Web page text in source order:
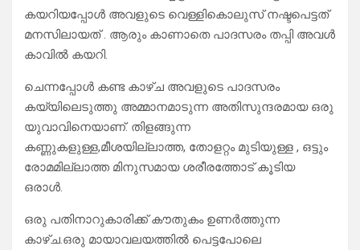
കയറിയപ്പോൾ അവളുടെ വെള്ളികൊലുസ് നഷ്ടപെട്ടത്
മനസിലായത് . ആരും കാണാതെ പാദസരം തപ്പി അവൾ
കാവിൽ കയറി.
ചെന്നപ്പോൾ കണ്ട കാഴ്ച അവളുടെ പാദസരം
കയ്യിലെടുത്തു അമ്മാനമാടുന്ന അതിസുന്ദരമായ ഒരു
യുവാവിനെയാണ്. തിളങ്ങുന്ന
കണ്ണുകളുള്ള,മീശയില്ലാത്ത, തോളറ്റം മുടിയുള്ള , ഒട്ടും
രോമമില്ലാത്ത മിനുസമായ ശരീരത്തോട് കൂടിയ
ഒരാൾ.
ഒരു പതിനാറുകാരിക്ക് കൗതുകം ഉണർത്തുന്ന
കാഴ്ച.ഒരു മായാവലയത്തിൽ പെട്ടപോലെ